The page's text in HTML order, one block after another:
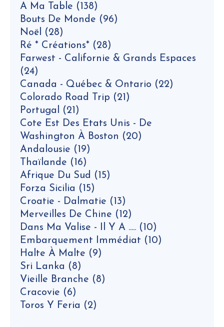
A Ma Table (138)
Bouts De Monde (96)
Noël (28)
Ré * Créations* (28)
Farwest - Californie & Grands Espaces
(24)
Canada - Québec & Ontario (22)
Colorado Road Trip (21)
Portugal (21)
Cote Est Des Etats Unis - De
Washington À Boston (20)
Andalousie (19)
Thaïlande (16)
Afrique Du Sud (15)
Forza Sicilia (15)
Croatie - Dalmatie (13)
Merveilles De Chine (12)
Dans Ma Valise - Il Y A ..... (10)
Embarquement Immédiat (10)
Halte À Malte (9)
Sri Lanka (8)
Vieille Branche (8)
Cracovie (6)
Toros Y Feria (2)